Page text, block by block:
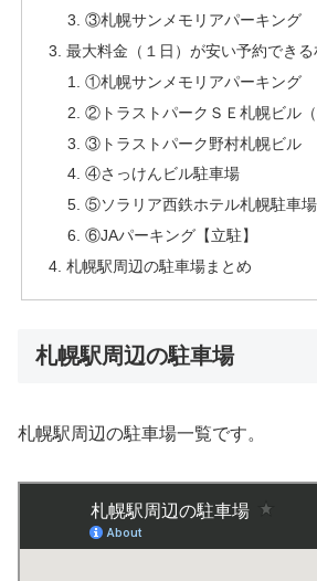
③札幌サンメモリアパーキング
最大料金（１日）が安い予約でき
①札幌サンメモリアパーキング
②トラストパークＳＥ札幌ビル（
③トラストパーク野村札幌ビル
④さっけんビル駐車場
⑤ソラリア西鉄ホテル札幌駐車場
⑥JAパーキング【立駐】
札幌駅周辺の駐車場まとめ
札幌駅周辺の駐車場
札幌駅周辺の駐車場一覧です。